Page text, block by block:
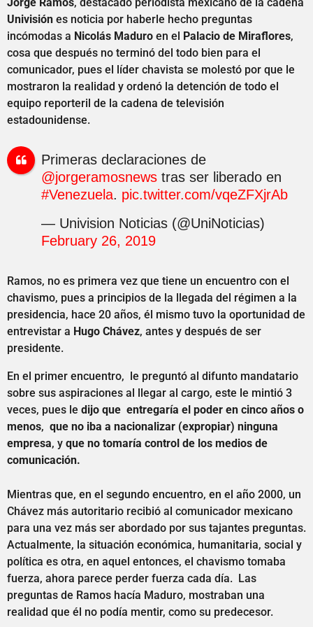
Univisión es noticia por haberle hecho preguntas
incómodas a Nicolás Maduro en el Palacio de Miraflores,
cosa que después no terminó del todo bien para el
comunicador, pues el líder chavista se molestó por que le
mostraron la realidad y ordenó la detención de todo el
equipo reporteril de la cadena de televisión
estadounidense.
Primeras declaraciones de
@jorgeramosnewstras ser liberado en
#Venezuela. pic.twitter.com/vqeZFXjrAb
— Univision Noticias (@UniNoticias)
February 26, 2019
Ramos, no es primera vez que tiene un encuentro con el
chavismo, pues a principios de la llegada del régimen a la
presidencia, hace 20 años, él mismo tuvo la oportunidad de
entrevistar a Hugo Chávez, antes y después de ser
presidente.
En el primer encuentro, le preguntó al difunto mandatario
sobre sus aspiraciones al llegar al cargo, este le mintió 3
veces, pues le dijo que entregaría el poder en cinco años o
menos, que no iba a nacionalizar (expropiar) ninguna
empresa, y que no tomaría control de los medios de
comunicación.
Mientras que, en el segundo encuentro, en el año 2000, un
Chávez más autoritario recibió al comunicador mexicano
para una vez más ser abordado por sus tajantes preguntas.
Actualmente, la situación económica, humanitaria, social y
política es otra, en aquel entonces, el chavismo tomaba
fuerza, ahora parece perder fuerza cada día. Las
preguntas de Ramos hacía Maduro, mostraban una
realidad que él no podía mentir, como su predecesor.